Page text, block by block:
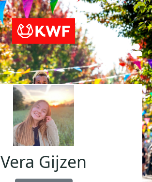
Vera Gijzen